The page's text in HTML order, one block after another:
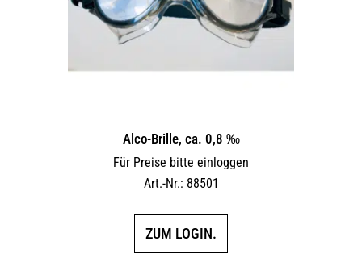
der
Alco-Brille, ca. 0,8 ‰
Für Preise bitte einloggen
Art.-Nr.: 88501
ZUM LOGIN.